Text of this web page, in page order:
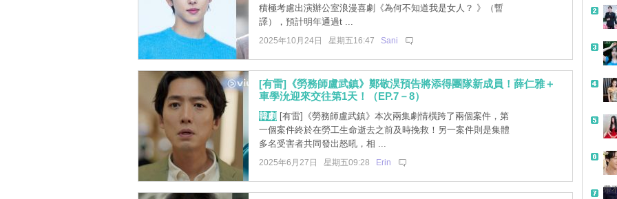
積極考慮出演辦公室浪漫喜劇《為何不知道我是女人？ 》（暫
譯），預計明年通過t ...
2025年10月24日 星期五16:47 Sani
[有雷]《勞務師盧武鎮》鄭敬淏預告將添得團隊新成員！薛仁雅＋
車學沇迎來交往第1天！（EP.7－8）
韓劇 [有雷]《勞務師盧武鎮》本次兩集劇情橫跨了兩個案件，第
一個案件終於在勞工生命逝去之前及時挽救！另一案件則是集體
多名受害者共同發出怒吼，相 ...
2025年6月27日 星期五09:28 Erin
帶